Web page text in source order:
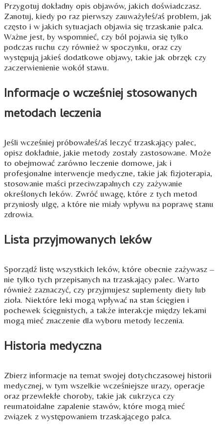
Przygotuj dokładny opis objawów, jakich doświadczasz.
Zanotuj, kiedy po raz pierwszy zauważyłeś/aś problem, jak
często i w jakich sytuacjach objawia się trzaskanie palca.
Ważne jest, by wspomnieć, czy ból pojawia się tylko
podczas ruchu czy również w spoczynku, oraz czy
występują jakieś dodatkowe objawy, takie jak obrzęk czy
zaczerwienienie wokół stawu.
Informacje o wcześniej stosowanych
metodach leczenia
Jeśli wcześniej próbowałeś/aś leczyć trzaskający palec,
opisz dokładnie, jakie metody zostały zastosowane. Może
to obejmować zarówno leczenie domowe, jak i
profesjonalne interwencje medyczne, takie jak fizjoterapia,
stosowanie maści przeciwzapalnych czy zażywanie
określonych leków. Zwróć uwagę, które z tych metod
przyniosły ulgę, a które nie miały wpływu na poprawę stanu
zdrowia.
Lista przyjmowanych leków
Sporządź listę wszystkich leków, które obecnie zażywasz –
nie tylko tych przepisanych na trzaskający palec. Warto
również zaznaczyć, czy przyjmujesz suplementy diety lub
zioła. Niektóre leki mogą wpływać na stan ścięgien i
pochewek ścięgnistych, a także interakcje między lekami
mogą mieć znaczenie dla wyboru metody leczenia.
Historia medyczna
Zbierz informacje na temat swojej dotychczasowej historii
medycznej, w tym wszelkie wcześniejsze urazy, operacje
oraz przewlekłe choroby, takie jak cukrzyca czy
reumatoidalne zapalenie stawów, które mogą mieć
związek z występowaniem trzaskającego palca.